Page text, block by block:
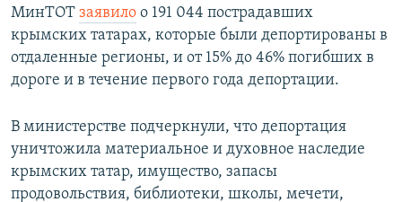
ELIFBE
УКРАИНСКАЯ ПРОБЛЕМА КРЫМА
Все сайты RFE/RL
МинТОТ заявило о 191 044 пострадавших
крымских татарах, которые были депортированы в
отдаленные регионы, и от 15% до 46% погибших в
дороге и в течение первого года депортации.
В министерстве подчеркнули, что депортация
уничтожила материальное и духовное наследие
крымских татар, имущество, запасы
продовольствия, библиотеки, школы, мечети,